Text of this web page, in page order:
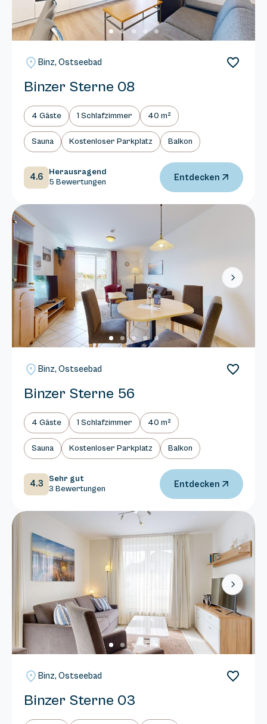
Binz, Ostseebad
Binzer Sterne 08
4 Gäste 1 Schlafzimmer 40 m²
Sauna Kostenloser Parkplatz Balkon
4.6
Herausragend
5 Bewertungen
Entdecken
Next
Binz, Ostseebad
Binzer Sterne 56
4 Gäste 1 Schlafzimmer 40 m²
Sauna Kostenloser Parkplatz Balkon
4.3
Sehr gut
3 Bewertungen
Entdecken
Next
Binz, Ostseebad
Binzer Sterne 03